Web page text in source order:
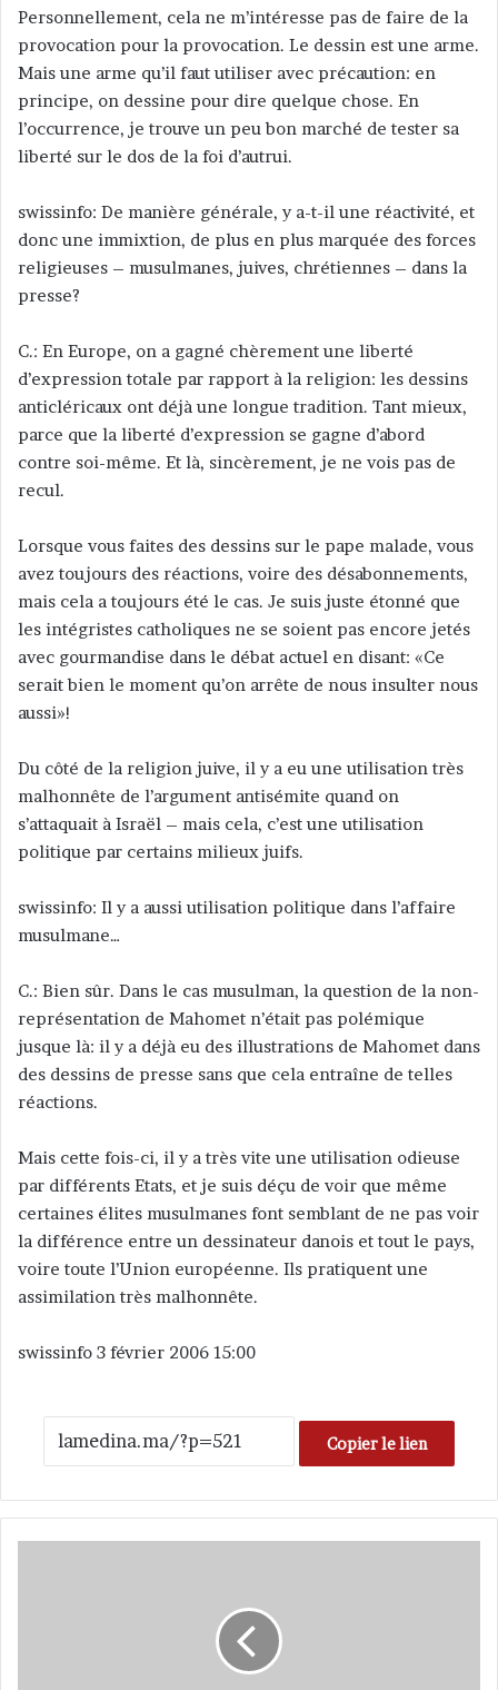
Personnellement, cela ne m’intéresse pas de faire de la
provocation pour la provocation. Le dessin est une arme.
Mais une arme qu’il faut utiliser avec précaution: en
principe, on dessine pour dire quelque chose. En
l’occurrence, je trouve un peu bon marché de tester sa
liberté sur le dos de la foi d’autrui.
swissinfo: De manière générale, y a-t-il une réactivité, et
donc une immixtion, de plus en plus marquée des forces
religieuses – musulmanes, juives, chrétiennes – dans la
presse?
C.: En Europe, on a gagné chèrement une liberté
d’expression totale par rapport à la religion: les dessins
anticléricaux ont déjà une longue tradition. Tant mieux,
parce que la liberté d’expression se gagne d’abord
contre soi-même. Et là, sincèrement, je ne vois pas de
recul.
Lorsque vous faites des dessins sur le pape malade, vous
avez toujours des réactions, voire des désabonnements,
mais cela a toujours été le cas. Je suis juste étonné que
les intégristes catholiques ne se soient pas encore jetés
avec gourmandise dans le débat actuel en disant: «Ce
serait bien le moment qu’on arrête de nous insulter nous
aussi»!
Du côté de la religion juive, il y a eu une utilisation très
malhonnête de l’argument antisémite quand on
s’attaquait à Israël – mais cela, c’est une utilisation
politique par certains milieux juifs.
swissinfo: Il y a aussi utilisation politique dans l’affaire
musulmane…
C.: Bien sûr. Dans le cas musulman, la question de la non-
représentation de Mahomet n’était pas polémique
jusque là: il y a déjà eu des illustrations de Mahomet dans
des dessins de presse sans que cela entraîne de telles
réactions.
Mais cette fois-ci, il y a très vite une utilisation odieuse
par différents Etats, et je suis déçu de voir que même
certaines élites musulmanes font semblant de ne pas voir
la différence entre un dessinateur danois et tout le pays,
voire toute l’Union européenne. Ils pratiquent une
assimilation très malhonnête.
swissinfo 3 février 2006 15:00
Copier le lien